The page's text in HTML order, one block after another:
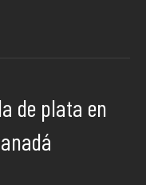
de plata en